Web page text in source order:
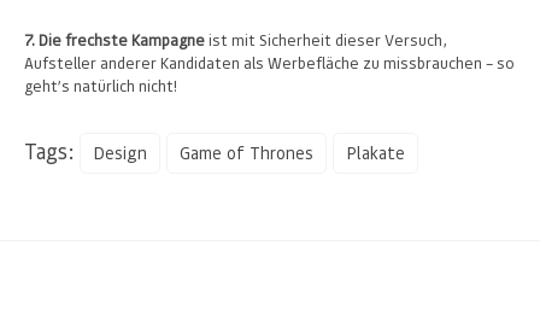
7. Die frechste Kampagneist mit Sicherheit dieser Versuch,
Aufsteller anderer Kandidaten als Werbefläche zu missbrauchen – so
geht’s natürlich nicht!
Tags: Design Game of Thrones Plakate